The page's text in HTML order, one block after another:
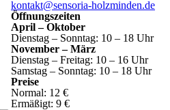
kontakt@sensoria-holzminden.de
Öffnungszeiten
April – Oktober
Dienstag – Sonntag: 10 – 18 Uhr
November – März
Dienstag – Freitag: 10 – 16 Uhr
Samstag – Sonntag: 10 – 18 Uhr
Preise
Normal: 12 €
Ermäßigt: 9 €